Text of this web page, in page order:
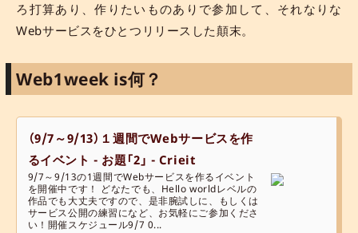
ろ打算あり、作りたいものありで参加して、それなりな
Webサービスをひとつリリースした顛末。
Web1week is何？
（9/7～9/13）１週間でWebサービスを作
るイベント - お題「2」 - Crieit
9/7～9/13の1週間でWebサービスを作るイベント
を開催中です！ どなたでも、Hello worldレベルの
作品でも大丈夫ですので、是非腕試しに、もしくは
サービス公開の練習になど、お気軽にご参加くださ
い！開催スケジュール9/7 0...